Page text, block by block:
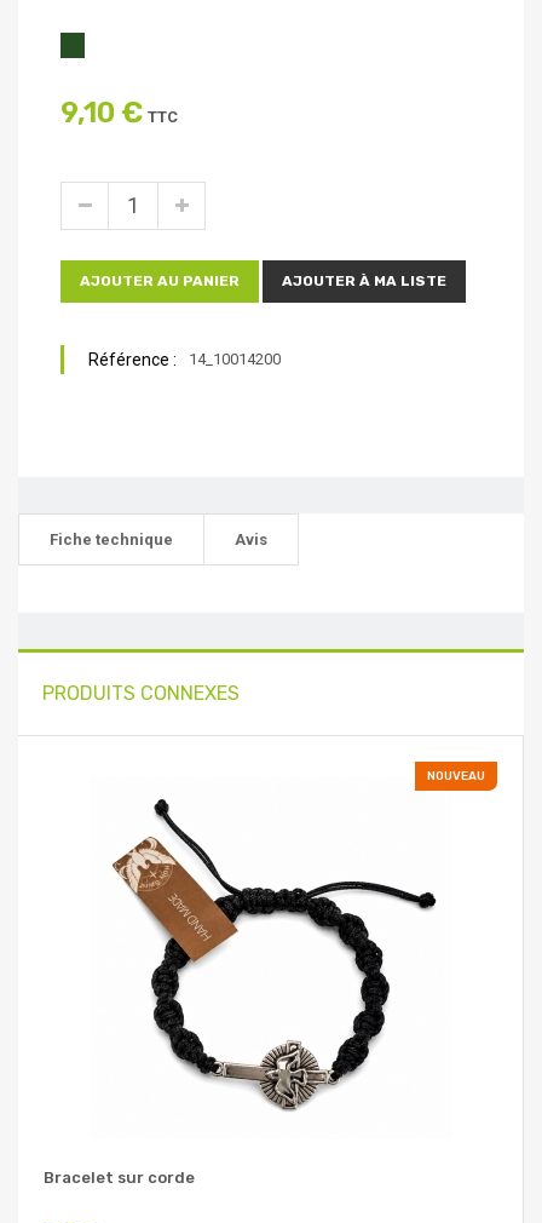
9,10 € TTC
AJOUTER AU PANIER AJOUTER À MA LISTE
Référence : 14_10014200
Fiche technique Avis
PRODUITS CONNEXES
NOUVEAU
Bracelet sur corde